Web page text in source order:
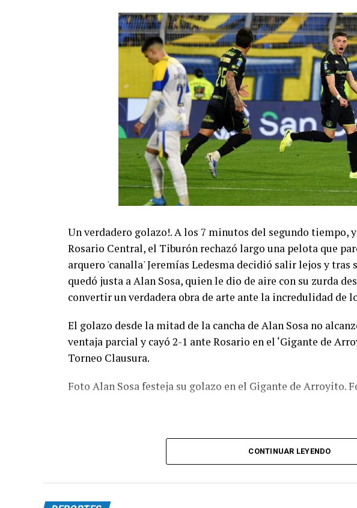
Un verdadero golazo!. A los 7 minutos del segundo tiempo,
Rosario Central, el Tiburón rechazó largo una pelota que
arquero 'canalla' Jeremías Ledesma decidió salir lejos y tras
quedó justa a Alan Sosa, quien le dio de aire con su zurda
convertir un verdadera obra de arte ante la incredulidad de
El golazo desde la mitad de la cancha de Alan Sosa no
ventaja parcial y cayó 2-1 ante Rosario en el ‘Gigante de
Torneo Clausura.
Foto Alan Sosa festeja su golazo en el Gigante de Arroyito.
CONTINUAR LEYENDO